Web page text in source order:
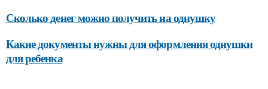
Сколько денег можно получить на однушку
Какие документы нужны для оформления однушки
для ребенка